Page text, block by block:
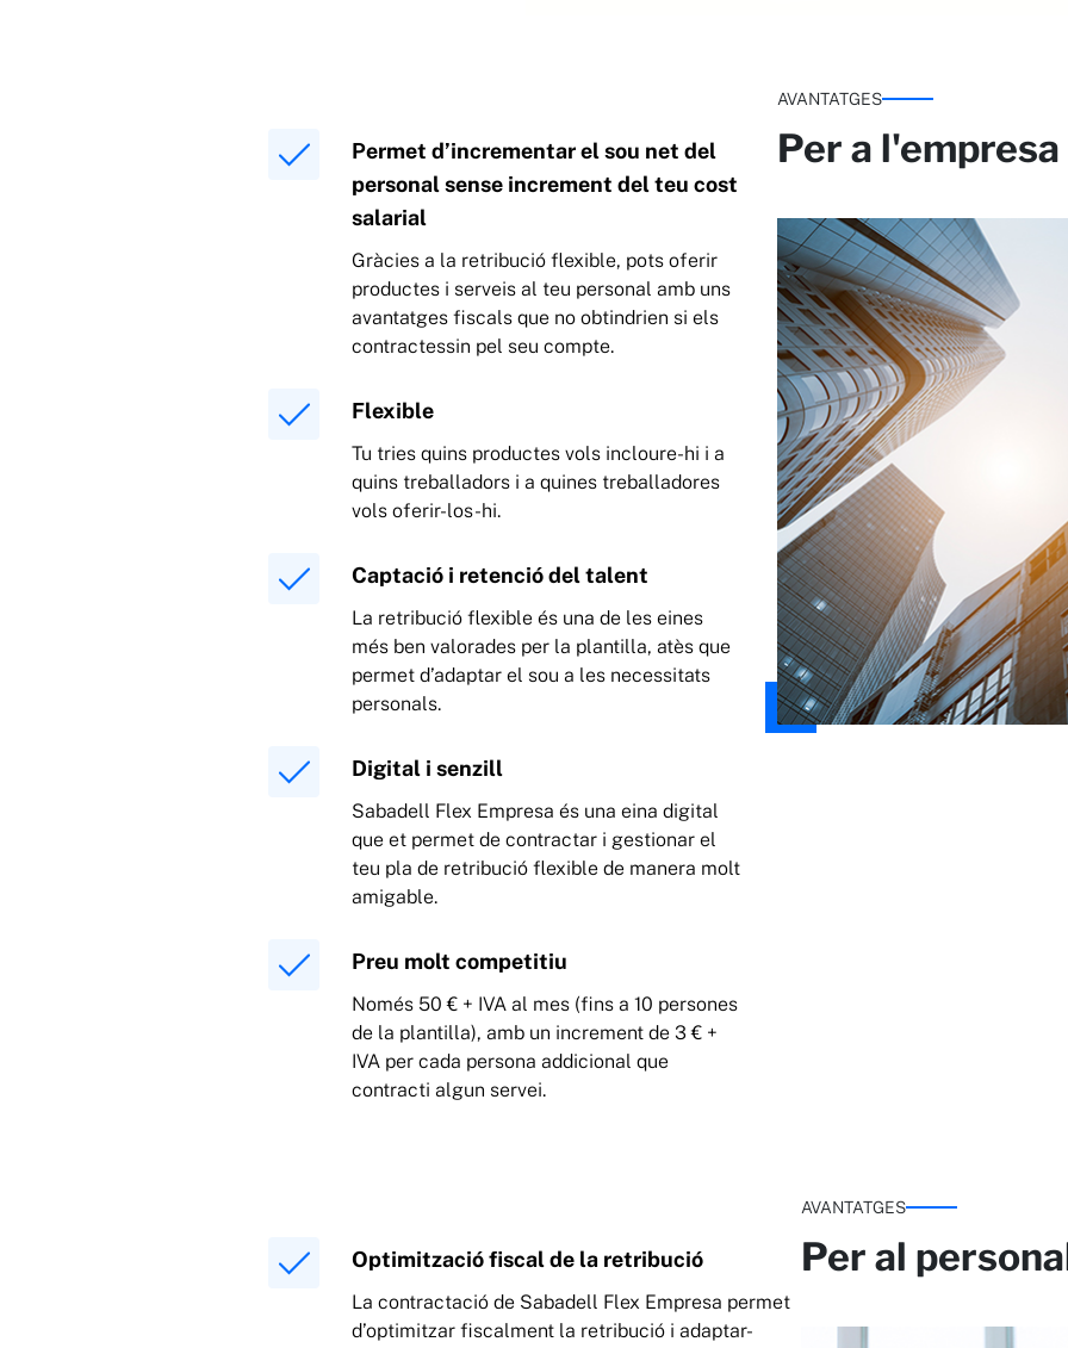
AVANTATGES
Per a l'empresa
Permet d’incrementar el sou net del
personal sense increment del teu cost
salarial
Gràcies a la retribució flexible, pots oferir
productes i serveis al teu personal amb uns
avantatges fiscals que no obtindrien si els
contractessin pel seu compte.
Flexible
Tu tries quins productes vols incloure-hi i a
quins treballadors i a quines treballadores
vols oferir-los-hi.
Captació i retenció del talent
La retribució flexible és una de les eines
més ben valorades per la plantilla, atès que
permet d’adaptar el sou a les necessitats
personals.
Digital i senzill
Sabadell Flex Empresa és una eina digital
que et permet de contractar i gestionar el
teu pla de retribució flexible de manera molt
amigable.
Preu molt competitiu
Només 50 € + IVA al mes (fins a 10 persones
de la plantilla), amb un increment de 3 € +
IVA per cada persona addicional que
contracti algun servei.
AVANTATGES
Per al
Optimització fiscal de la retribució
La contractació de Sabadell Flex Empresa permet
d’optimitzar fiscalment la retribució i adaptar-